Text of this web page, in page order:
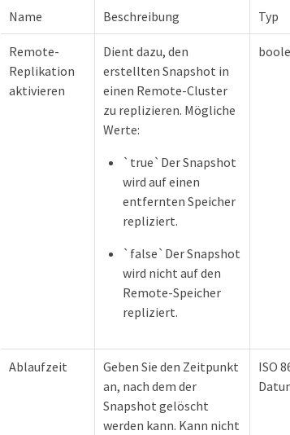
Name Beschreibung Typ
Remote-
Replikation
aktivieren
Dient dazu, den
erstellten Snapshot in
einen Remote-Cluster
zu replizieren. Mögliche
Werte:
`true`Der Snapshot
wird auf einen
entfernten Speicher
repliziert.
`false`Der Snapshot
wird nicht auf den
Remote-Speicher
repliziert.
Ablaufzeit
Geben Sie den Zeitpunkt
an, nach dem der
Snapshot gelöscht
werden kann. Kann nicht
ISO